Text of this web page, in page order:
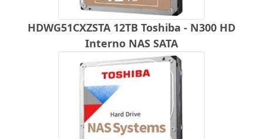
HDWG51CXZSTA 12TB Toshiba - N300 HD
Interno NAS SATA